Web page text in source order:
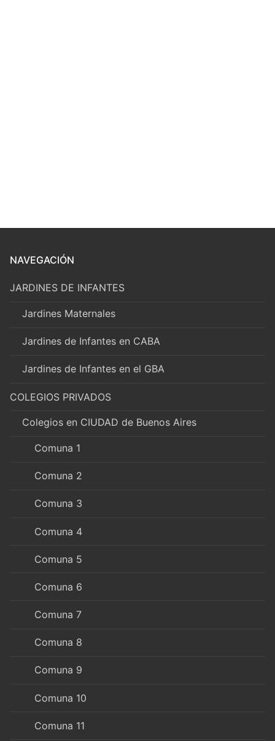
NAVEGACIÓN
JARDINES DE INFANTES
Jardines Maternales
Jardines de Infantes en CABA
Jardines de Infantes en el GBA
COLEGIOS PRIVADOS
Colegios en CIUDAD de Buenos Aires
Comuna 1
Comuna 2
Comuna 3
Comuna 4
Comuna 5
Comuna 6
Comuna 7
Comuna 8
Comuna 9
Comuna 10
Comuna 11